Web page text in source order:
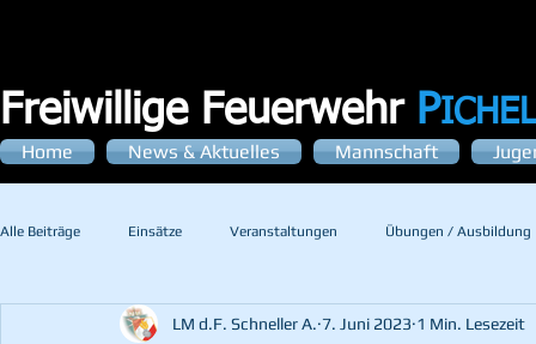
Freiwillige Feuerwehr P
Home News & Aktuelles Mannschaft
Alle Beiträge Einsätze Veranstaltungen Übungen / Ausbildung
LM d.F. Schneller A. 7. Juni 2023 1 Min. Lesezeit